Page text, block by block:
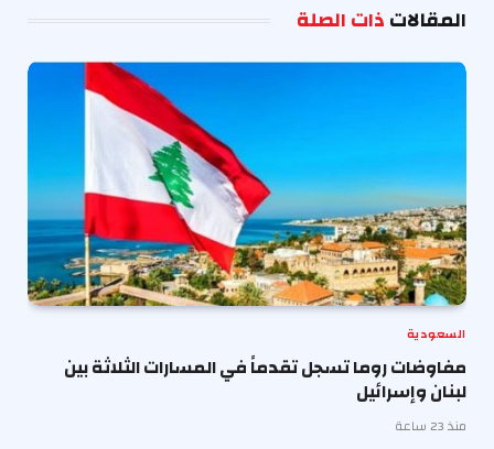
المقالاتذات الصلة
السعودية
مفاوضات روما تسجل تقدماً في المسارات الثلاثة بين
لبنان وإسرائيل
منذ 23 ساعة